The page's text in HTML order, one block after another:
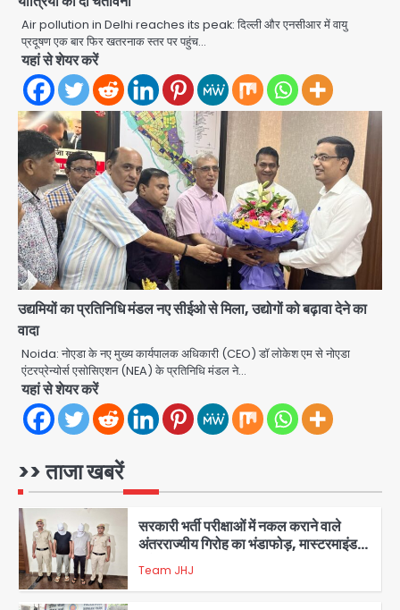
Air pollution in Delhi reaches its peak: दिल्ली और एनसीआर में वायु
प्रदूषण एक बार फिर खतरनाक स्तर पर पहुंच…
यहां से शेयर करें
उद्यमियों का प्रतिनिधि मंडल नए सीईओ से मिला, उद्योगों को बढ़ावा देने का
वादा
Noida: नोएडा के नए मुख्य कार्यपालक अधिकारी (CEO) डॉ लोकेश एम से नोएडा
एंटरप्रेन्योर्स एसोसिएशन (NEA) के प्रतिनिधि मंडल ने…
यहां से शेयर करें
>> ताजा खबरें
2
सरकारी भर्ती परीक्षाओं में नकल कराने वाले
समेत 7 गिरफ्तार
Team JHJ
3
आॅपरेशन ह्यप्रहारह्ण : 72 घंटे में उत्तर-पश्चिम
जिला पुलिस का बड़ा एक्शन
Team JHJ
4
Sajid Rashidi’s controversial:
शिवभक्त नहीं, आतंकवादी हैं’, मौलाना का
कांवड़ियों पर विवादित बयान, BJP विधायक ने
कराई FIR, NSA की मांग
Avinash Kumar
5
हॉस्पिटल और नोएडा लोक मंच की पहल, अब
सिर्फ 30 रुपये में मिलेगी 24 घंटे ऑनलाइन
Avinash Kumar
1
एंटी-बर्गलरी सेल की बड़ी कामयाबी, चोरी के
2
सरकारी भर्ती परीक्षाओं में नकल कराने वाले
अंतरराज्यीय गिरोह का भंडाफोड़, मास्टरमाइंड
समेत 7 गिरफ्तार
Team JHJ